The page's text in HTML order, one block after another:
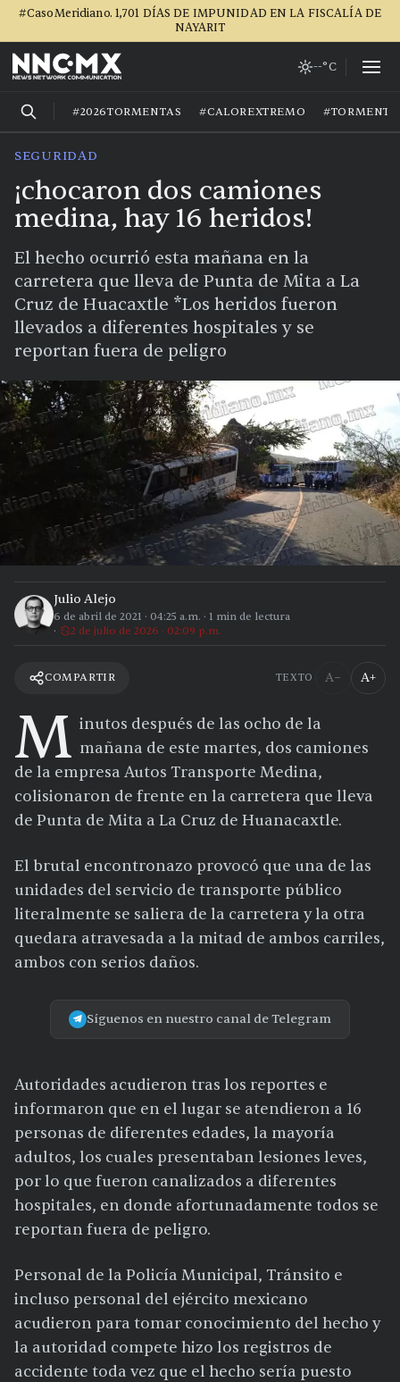
#CasoMeridiano. 1,701 DÍAS DE IMPUNIDAD EN LA FISCALÍA DE
NAYARIT
--°C
#2026TORMENTAS #CALOREXTREMO
SEGURIDAD
¡chocaron dos camiones
medina, hay 16 heridos!
El hecho ocurrió esta mañana en la
carretera que lleva de Punta de Mita a La
Cruz de Huacaxtle *Los heridos fueron
llevados a diferentes hospitales y se
reportan fuera de peligro
Julio Alejo
6 de abril de 2021 · 04:25 a.m. · 1 min de lectura
2 de julio de 2026 · 02:09 p.m.
COMPARTIR TEXTO A− A+
M inutos después de las ocho de la
mañana de este martes, dos camiones
de la empresa Autos Transporte Medina,
colisionaron de frente en la carretera que lleva
de Punta de Mita a La Cruz de Huanacaxtle.
El brutal encontronazo provocó que una de las
unidades del servicio de transporte público
literalmente se saliera de la carretera y la otra
quedara atravesada a la mitad de ambos carriles,
ambos con serios daños.
Síguenos en nuestro canal de Telegram
Autoridades acudieron tras los reportes e
informaron que en el lugar se atendieron a 16
personas de diferentes edades, la mayoría
adultos, los cuales presentaban lesiones leves,
por lo que fueron canalizados a diferentes
hospitales, en donde afortunadamente todos se
reportan fuera de peligro.
Personal de la Policía Municipal, Tránsito e
incluso personal del ejército mexicano
acudieron para tomar conocimiento del hecho y
la autoridad compete hizo los registros de
accidente toda vez que el hecho sería puesto